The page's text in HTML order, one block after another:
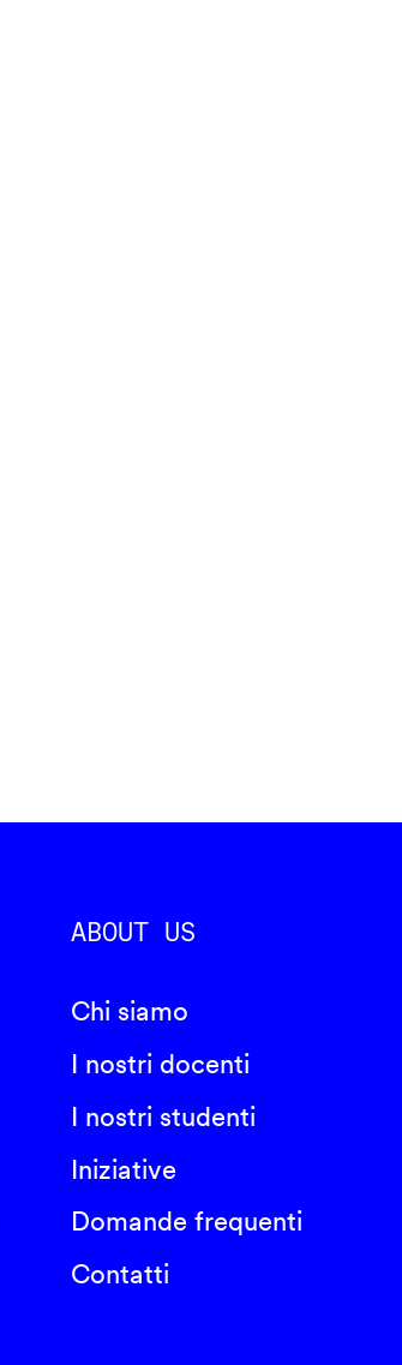
ABOUT US
Chi siamo
I nostri docenti
I nostri studenti
Iniziative
Domande frequenti
Contatti